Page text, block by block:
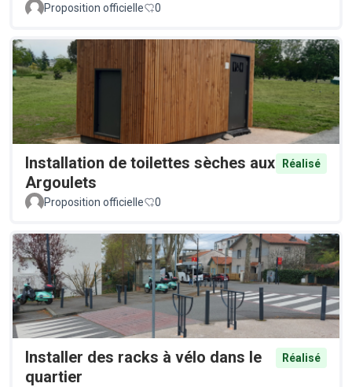
Proposition officielle
0
Installation de toilettes sèches aux
Argoulets
Réalisé
Proposition officielle 0
Installer des racks à vélo dans le
quartier
Réalisé